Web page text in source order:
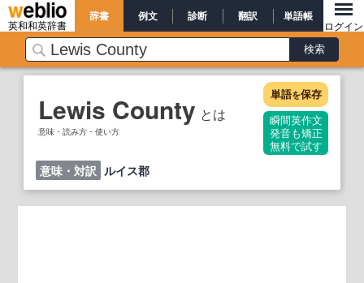
英和和英辞書
辞書 例文 診断 翻訳 単語帳
ログイン
Lewis County とは
意味・読み方・使い方
単語を保存
瞬間英作文
発音も矯正
無料で試す
意味・対訳 ルイス郡